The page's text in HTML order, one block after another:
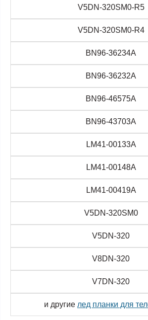
V5DN-320SM0-R5
V5DN-320SM0-R4
BN96-36234A
BN96-36232A
BN96-46575A
BN96-43703A
LM41-00133A
LM41-00148A
LM41-00419A
V5DN-320SM0
V5DN-320
V8DN-320
V7DN-320
и другие лед планки для